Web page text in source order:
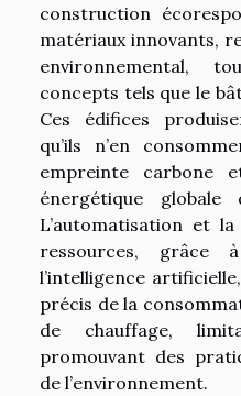
construction
matériaux innovants,
environnemental,
concepts tels que le
Ces édifices
qu’ils n’en
empreinte carbone
énergétique globale
L’automatisation et
ressources,
l’intelligence
précis de la
de chauffage,
promouvant des
de l’environnement.